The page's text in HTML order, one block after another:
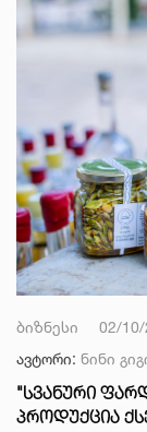
ბიზნესი
02/10/
ავტორი: ნინი
"ᲡᲕᲐᲜᲣᲠᲘ
ᲞᲠᲝᲓᲣᲥᲪᲘᲐ